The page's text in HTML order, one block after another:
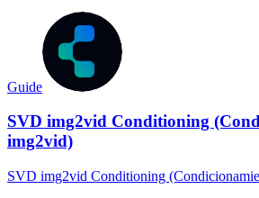
Guide
SVD img2vid Conditioning
img2vid)
SVD img2vid Conditioning